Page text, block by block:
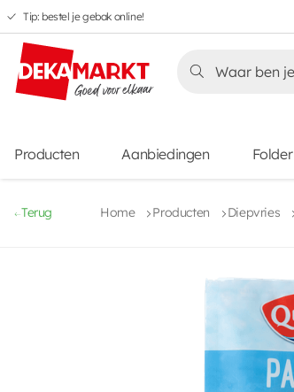
Overslaan
naar
hoofdnavigatie
Overslaan
naar
hoofdinhoud
Overslaan
naar
voettekstinhoud
Overslaan
naar
aanbiedingen
Tip: bestel je gebak online!
Producten Aanbiedingen Folder
Terug Home Producten Diepvries